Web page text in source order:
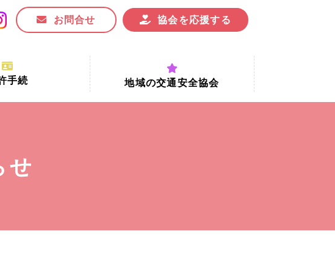
お問合せ 協会を応援する
手続
象者及び受付時間
地域の交通安全協会
せ